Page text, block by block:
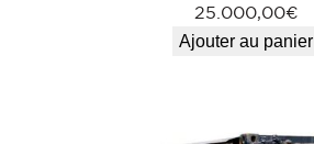
25.000,00€
Ajouter au panier